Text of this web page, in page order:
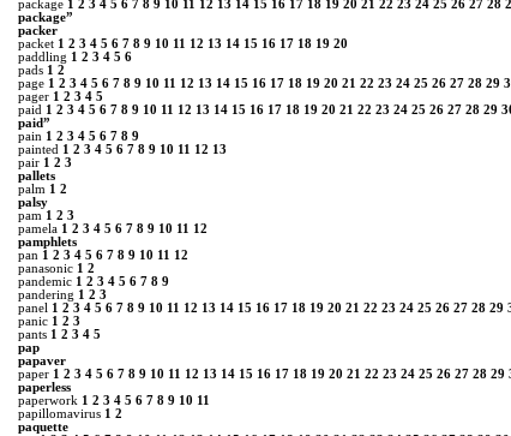
package 1 2 3 4 5 6 7 8 9 10 11 12 13 14 15 16 17 18 19 20 21 22 23 24 25 26 27 28
package”
packer
packet 1 2 3 4 5 6 7 8 9 10 11 12 13 14 15 16 17 18 19 20
paddling 1 2 3 4 5 6
pads 1 2
page 1 2 3 4 5 6 7 8 9 10 11 12 13 14 15 16 17 18 19 20 21 22 23 24 25 26 27 28 29
pager 1 2 3 4 5
paid 1 2 3 4 5 6 7 8 9 10 11 12 13 14 15 16 17 18 19 20 21 22 23 24 25 26 27 28 29
paid”
pain 1 2 3 4 5 6 7 8 9
painted 1 2 3 4 5 6 7 8 9 10 11 12 13
pair 1 2 3
pallets
palm 1 2
palsy
pam 1 2 3
pamela 1 2 3 4 5 6 7 8 9 10 11
12
pamphlets
pan 1 2 3 4 5 6 7 8 9 10 11
12
panasonic 1 2
pandemic 1 2 3 4 5 6 7 8 9
pandering 1 2 3
panel 1 2 3 4 5 6 7 8 9 10 11 12 13 14 15 16 17 18 19 20 21 22 23 24 25 26 27 28 29
panic 1 2 3
pants 1 2 3 4 5
pap
papaver
paper 1 2 3 4 5 6 7 8 9 10 11 12 13 14 15 16 17 18 19 20 21 22 23 24 25 26 27 28 29
paperless
paperwork 1 2 3 4 5 6 7 8 9 10 11
papillomavirus 1 2
paquette